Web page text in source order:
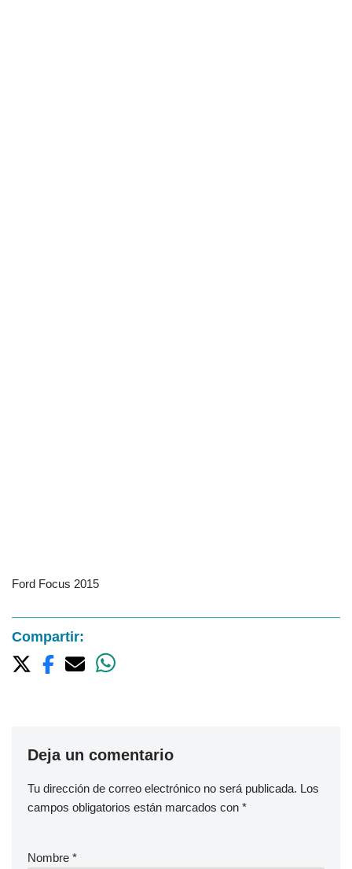
Ford Focus 2015
Compartir:
Deja un comentario
Tu dirección de correo electrónico no será publicada. Los
campos obligatorios están marcados con *
Nombre *